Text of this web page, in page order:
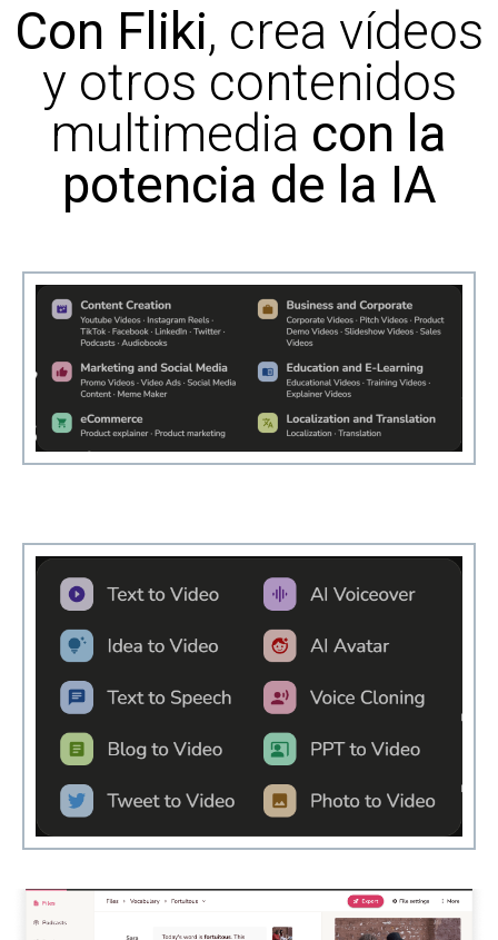
Con Fliki, crea vídeos
y otros contenidos
multimedia con la
potencia de la IA